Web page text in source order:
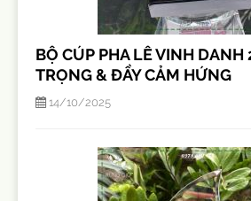
BỘ CÚP PHA LÊ VINH
TRỌNG & ĐẦY CẢM HỨNG
14/10/2025